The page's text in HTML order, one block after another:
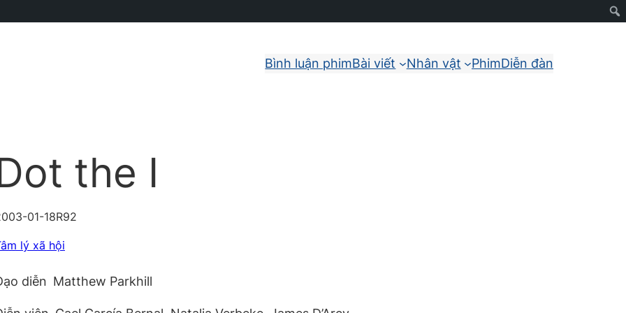
Bình luận phimBài viết Nhân vật PhimDiễn đàn
the I
01-18R92
lý xã hội
diễn Matthew Parkhill